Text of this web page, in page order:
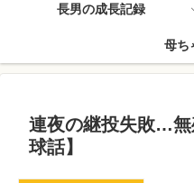
長男の成長記録
母ち
連夜の継投失敗…無
球話】